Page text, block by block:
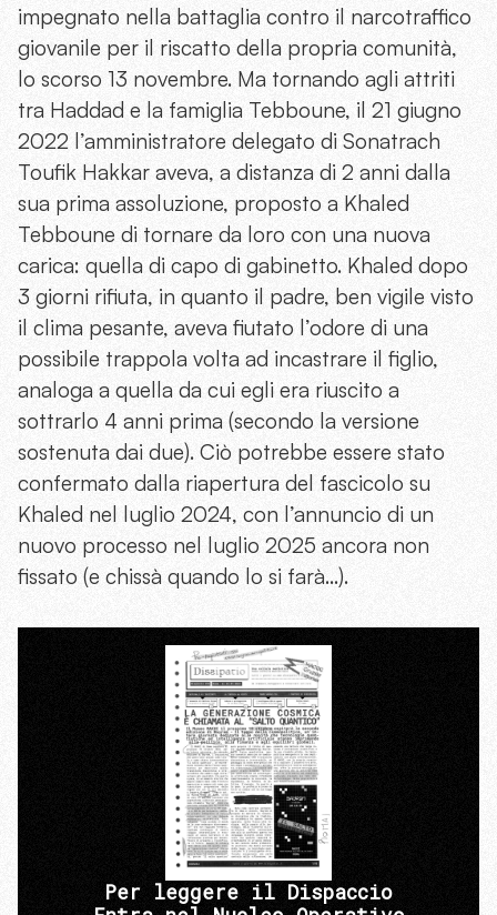
impegnato nella battaglia contro il narcotraffico
giovanile per il riscatto della propria comunità,
lo scorso 13 novembre. Ma tornando agli attriti
tra Haddad e la famiglia Tebboune, il 21 giugno
2022 l’amministratore delegato di Sonatrach
Toufik Hakkar aveva, a distanza di 2 anni dalla
sua prima assoluzione, proposto a Khaled
Tebboune di tornare da loro con una nuova
carica: quella di capo di gabinetto. Khaled dopo
3 giorni rifiuta, in quanto il padre, ben vigile visto
il clima pesante, aveva fiutato l’odore di una
possibile trappola volta ad incastrare il figlio,
analoga a quella da cui egli era riuscito a
sottrarlo 4 anni prima (secondo la versione
sostenuta dai due). Ciò potrebbe essere stato
confermato dalla riapertura del fascicolo su
Khaled nel luglio 2024, con l’annuncio di un
nuovo processo nel luglio 2025 ancora non
fissato (e chissà quando lo si farà…).
Per leggere il Dispaccio